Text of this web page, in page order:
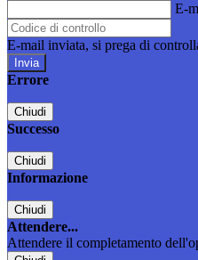
E-
E-mail inviata, si prega di
Errore
Chiudi
Successo
Chiudi
Informazione
Chiudi
Attendere...
Attendere il completamento